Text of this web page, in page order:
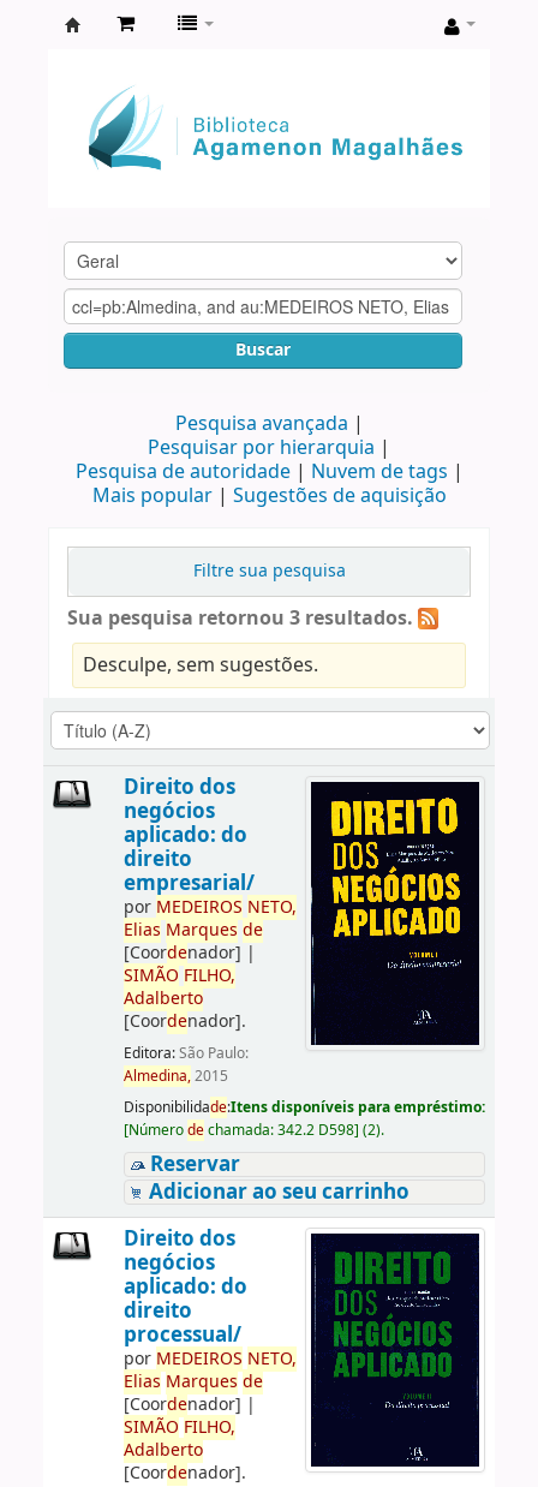
Agamenon
Magalhães
Buscar
Pesquisa avançada
Pesquisar por hierarquia
Pesquisa de autoridade
Nuvem de tags
Mais popular
Sugestões de aquisição
Filtre sua pesquisa
Sua pesquisa retornou 3 resultados.
Desculpe, sem sugestões.
Direito dos
negócios
aplicado: do
direito
empresarial/
por MEDEIROS NETO,
Elias Marques de
[Coordenador] |
SIMÃO FILHO,
Adalberto
[Coordenador].
Editora:São Paulo:
Almedina,2015
Disponibilidade:Itens disponíveis para empréstimo:
[Númerodechamada:342.2 D598] (2).
Reservar
Adicionar ao seu carrinho
Direito dos
negócios
aplicado: do
direito
processual/
por MEDEIROS NETO,
Elias Marques de
[Coordenador] |
SIMÃO FILHO,
Adalberto
[Coordenador].